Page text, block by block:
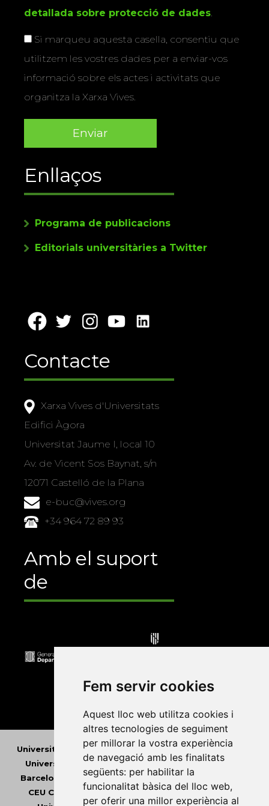
Fem servir cookies
Aquest lloc web utilitza cookies i
altres tecnologies de seguiment
per millorar la vostra experiència
de navegació amb les finalitats
següents: per habilitar la
funcionalitat bàsica del lloc web,
per oferir una millor experiència al
detallada sobre protecció de dades
Si marqueu aquesta casella, consentiu que
utilitzem les vostres dades per a enviar-vos
informació sobre els actes i activitats que
organitza la Xarxa Vives.
Enllaços
Programa de publicacions
Editorials universitàries a Twitter
Contacte
Xarxa Vives d'Universitats
Edifici Àgora
Universitat Jaume I, local 10
Av. de Vicent Sos Baynat, s/n
12071 Castelló de la Plana
e-buc@vives.org
+34 964 72 89 93
Amb el suport
de
Universitat Abat Oliba CEU • Universitat d'Alacant
Universitat d'Andorra•Universitat Autònoma de
Barcelona
Universitat de Barcelona •
CEU Cardenal Herrera•Universitat de Girona•